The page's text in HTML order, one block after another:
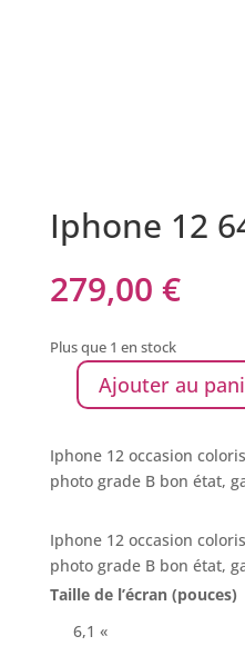
Iphone 12
279,00 €
Plus que 1 en stock
Ajouter au
Iphone 12 occasion
photo grade B bon état,
Iphone 12 occasion
photo grade B bon état,
Taille de l’écran (pouces)
6,1 «